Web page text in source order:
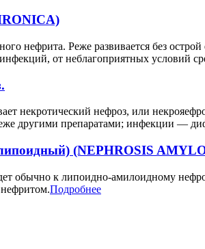
нефрита. Реже развивается без
от неблагоприятных условий
некротический нефроз, или
другими препаратами; инфекции —
(NEPHROSIS
обычно к липоидно-амилоидному
Подробнее